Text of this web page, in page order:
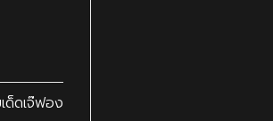
ด็ดเจ๊ฟอง